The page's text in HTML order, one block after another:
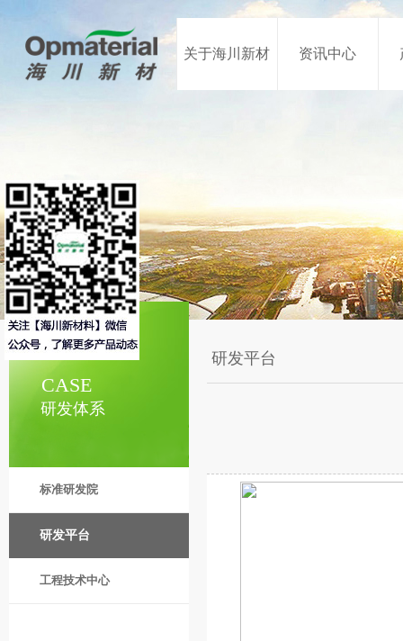
关于海川新材 资讯中心
研发体系
CASE
标准研发院
研发平台
工程技术中心
研发平台